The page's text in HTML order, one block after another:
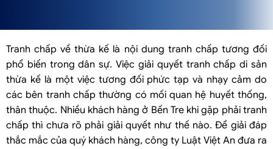
Tranh chấp về thừa kế là nội dung tranh chấp tương đối
phổ biến trong dân sự. Việc giải quyết tranh chấp di sản
thừa kế là một việc tương đối phức tạp và nhạy cảm do
các bên tranh chấp thường có mối quan hệ huyết thống,
thân thuộc. Nhiều khách hàng ở Bến Tre khi gặp phải tranh
chấp thì chưa rõ phải giải quyết như thế nào. Để giải đáp
thắc mắc của quý khách hàng, công ty Luật Việt An đưa ra